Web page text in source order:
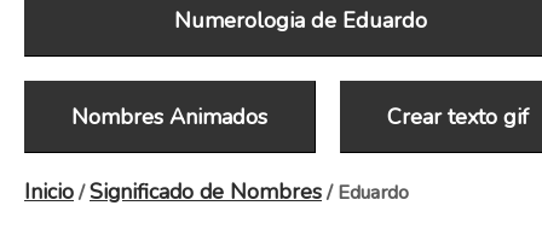
Numerologia de Eduardo
Nombres Animados Crear texto gif
Inicio/Significado de Nombres/ Eduardo